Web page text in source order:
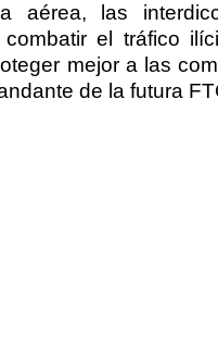
aérea, las
el tráfico
mejor a las
de la futura